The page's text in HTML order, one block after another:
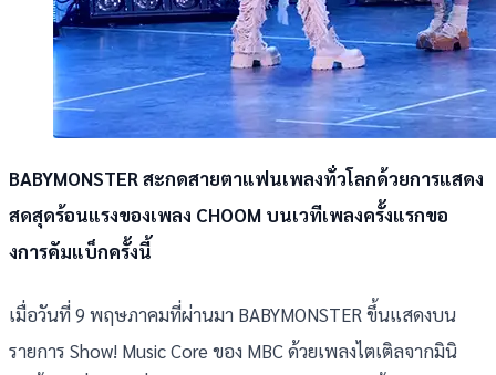
BABYMONSTER สะกดสายตาแฟนเพลงทั่วโลกด้วยการแสดง
สดสุดร้อนแรงของเพลง CHOOM บนเวทีเพลงครั้งแรกขอ
งการคัมแบ็กครั้งนี้
เมื่อวันที่ 9 พฤษภาคมที่ผ่านมา BABYMONSTER ขึ้นแสดงบน
รายการ Show! Music Core ของ MBC ด้วยเพลงไตเติลจากมินิ